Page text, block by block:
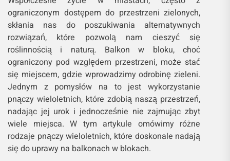
ograniczonym dostępem do przestrzeni zielonych,
skłania nas do poszukiwania alternatywnych
rozwiązań, które pozwolą nam cieszyć się
roślinnością i naturą. Balkon w bloku, choć
ograniczony pod względem przestrzeni, może stać
się miejscem, gdzie wprowadzimy odrobinę zieleni.
Jednym z pomysłów na to jest wykorzystanie
pnączy wieloletnich, które zdobią naszą przestrzeń,
nadając jej urok i jednocześnie nie zajmując zbyt
wiele miejsca. W tym artykule omówimy różne
rodzaje pnączy wieloletnich, które doskonale nadają
się do uprawy na balkonach w blokach.